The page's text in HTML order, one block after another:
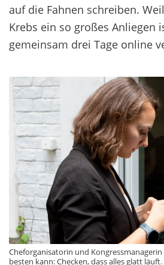
auf die Fahnen schreiben.
Krebs ein so großes Anliegen
gemeinsam drei Tage online
Cheforganisatorin und Kongressmanagerin
besten kann: Checken, dass alles glatt